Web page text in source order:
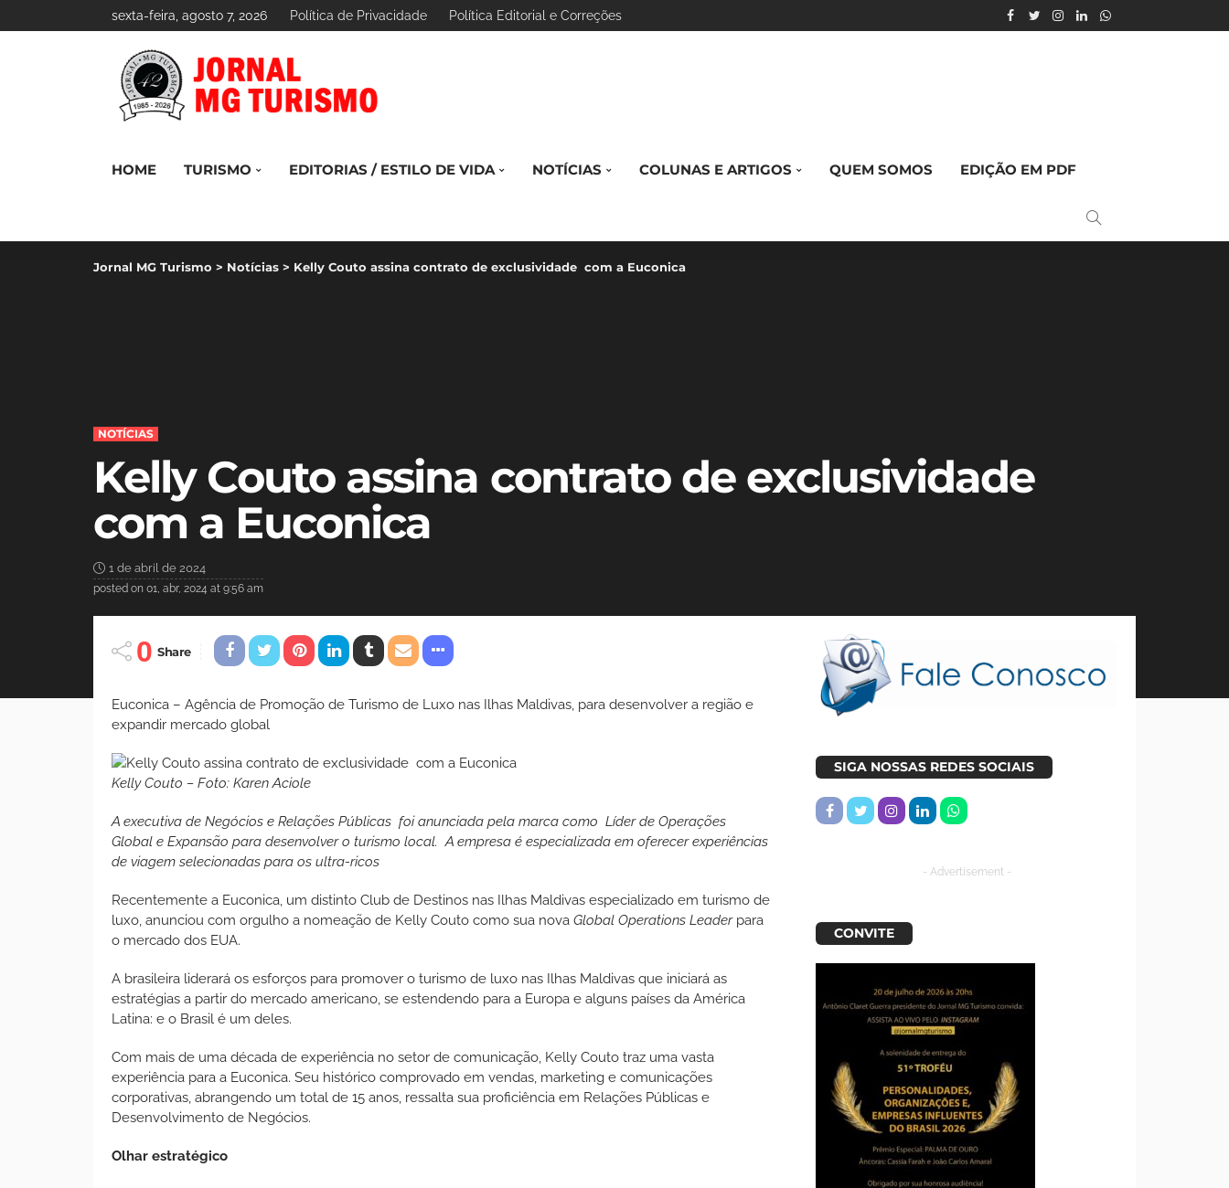
sexta-feira, agosto 7, 2026 Política de Privacidade Política Editorial e Correções
HOME TURISMO EDITORIAS / ESTILO DE VIDA NOTÍCIAS COLUNAS E ARTIGOS QUEM SOMOS EDIÇÃO EM PDF
Jornal MG Turismo > Notícias > Kelly Couto assina contrato de exclusividade com a Euconica
NOTÍCIAS
Kelly Couto assina contrato de exclusividade
com a Euconica
1 de abril de 2024
posted on 01, abr, 2024 at 9:56 am
0 Share
Euconica – Agência de Promoção de Turismo de Luxo nas Ilhas Maldivas, para desenvolver a região e
expandir mercado global
Kelly Couto – Foto: Karen Aciole
A executiva de Negócios e Relações Públicas foi anunciada pela marca como Líder de Operações
Global e Expansão para desenvolver o turismo local. A empresa é especializada em oferecer experiências
de viagem selecionadas para os ultra-ricos
Recentemente a Euconica, um distinto Club de Destinos nas Ilhas Maldivas especializado em turismo de
luxo, anunciou com orgulho a nomeação de Kelly Couto como sua nova Global Operations Leaderpara
o mercado dos EUA.
A brasileira liderará os esforços para promover o turismo de luxo nas Ilhas Maldivas que iniciará as
estratégias a partir do mercado americano, se estendendo para a Europa e alguns países da América
Latina: e o Brasil é um deles.
Com mais de uma década de experiência no setor de comunicação, Kelly Couto traz uma vasta
experiência para a Euconica. Seu histórico comprovado em vendas, marketing e comunicações
corporativas, abrangendo um total de 15 anos, ressalta sua proficiência em Relações Públicas e
Desenvolvimento de Negócios.
Olhar estratégico
SIGA NOSSAS REDES SOCIAIS
- Advertisement -
CONVITE